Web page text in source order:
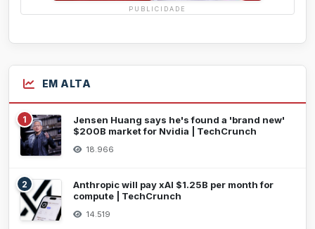
PUBLICIDADE
EM ALTA
1
Jensen Huang says he's found a 'brand new'
$200B market for Nvidia | TechCrunch
18.966
2
Anthropic will pay xAI $1.25B per month for
compute | TechCrunch
14.519